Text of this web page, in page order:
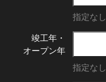
指定なし
竣工年・
オープン年
指定なし